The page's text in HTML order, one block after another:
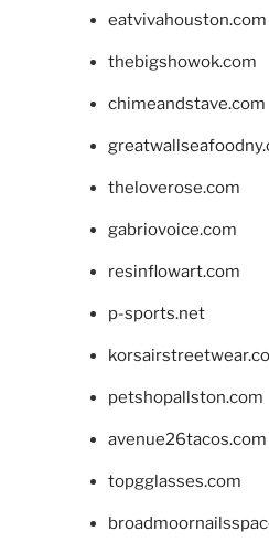
eatvivahouston.com
thebigshowok.com
chimeandstave.com
theloverose.com
gabriovoice.com
resinflowart.com
p-sports.net
petshopallston.com
avenue26tacos.com
topgglasses.com